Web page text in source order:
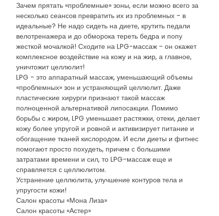
Зачем прятать «проблемные» зоны, если можно всего за
несколько сеансов превратить их из проблемных - в
идеальные? Не надо сидеть на диете, крутить педали
велотренажера и до обморока тереть бедра и попу
жесткой мочалкой! Сходите на LPG-массаж - он окажет
комплексное воздействие на кожу и на жир, а главное,
уничтожит целлюлит!
LPG - это аппаратный массаж, уменьшающий объемы
«проблемных» зон и устраняющий целлюлит. Даже
пластические хирурги признают такой массаж
полноценной альтернативой липосакции. Помимо
борьбы с жиром, LPG уменьшает растяжки, отеки, делает
кожу более упругой и ровной и активизирует питание и
обогащение тканей кислородом. И если диеты и фитнес
помогают просто похудеть, причем с большими
затратами времени и сил, то LPG-массаж еще и
справляется с целлюлитом.
Устранение целлюлита, улучшение контуров тела и
упругости кожи!
Салон красоты «Мона Лиза»
Салон красоты «Астер»